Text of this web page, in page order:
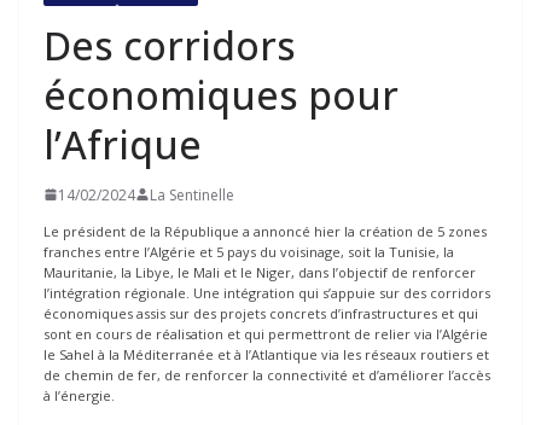
Des corridors
économiques pour
l’Afrique
14/02/2024 La Sentinelle
Le président de la République a annoncé hier la création de 5 zones
franches entre l’Algérie et 5 pays du voisinage, soit la Tunisie, la
Mauritanie, la Libye, le Mali et le Niger, dans l’objectif de renforcer
l’intégration régionale. Une intégration qui s’appuie sur des corridors
économiques assis sur des projets concrets d’infrastructures et qui
sont en cours de réalisation et qui permettront de relier via l’Algérie
le Sahel à la Méditerranée et à l’Atlantique via les réseaux routiers et
de chemin de fer, de renforcer la connectivité et d’améliorer l’accès
à l’énergie.